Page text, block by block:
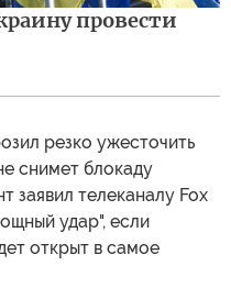
провести
резко ужесточить
снимет блокаду
заявил телеканалу Fox
удар", если
открыт в самое